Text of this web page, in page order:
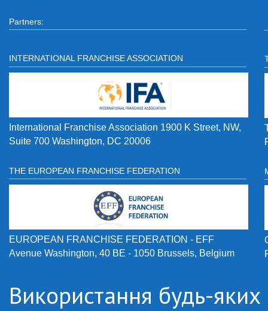
Partners:
INTERNATIONAL FRANCHISE ASSOCIATION
International Franchise Association 1900 K Street, NW,
Suite 700 Washington, DC 20006
THE EUROPEAN FRANCHISE FEDERATION
EUROPEAN FRANCHISE FEDERATION - EFF
Avenue Washington, 40 BE - 1050 Brussels, Belgium
Використання будь-яких